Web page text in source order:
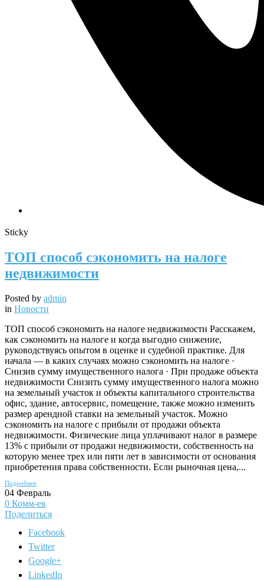
Sticky
ТОП способ сэкономить на налоге
недвижимости
Posted by admin
in Новости
ТОП способ сэкономить на налоге недвижимости Расскажем,
как сэкономить на налоге и когда выгодно снижение,
руководствуясь опытом в оценке и судебной практике. Для
начала — в каких случаях можно сэкономить на налоге ·
Снизив сумму имущественного налога · При продаже объекта
недвижимости Снизить сумму имущественного налога можно
на земельный участок и объекты капитального строительства
офис, здание, автосервис, помещение, также можно изменить
размер арендной ставки на земельный участок. Можно
сэкономить на налоге с прибыли от продажи объекта
недвижимости. Физические лица уплачивают налог в размере
13% с прибыли от продажи недвижимости, собственность на
которую менее трех или пяти лет в зависимости от основания
приобретения права собственности. Если рыночная цена,...
Подробнее
04 Февраль
0 Комм-ев
Поделиться
Facebook
Twitter
Google+
LinkedIn